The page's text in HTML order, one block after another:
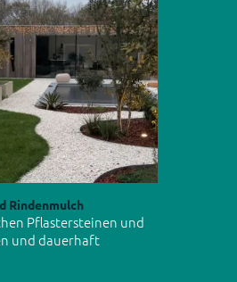
Rindenmulch
Pflastersteinen und
und dauerhaft